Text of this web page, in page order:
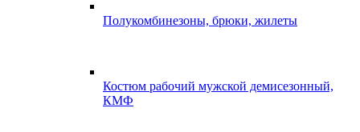
Полукомбинезоны, брюки, жилеты
Костюм рабочий мужской демисезонный,
КМФ